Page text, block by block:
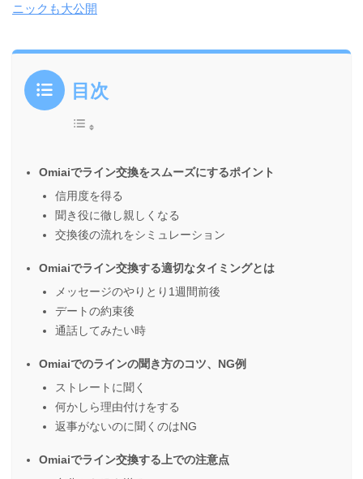
ニックも大公開
目次
Omiaiでライン交換をスムーズにするポイント
信用度を得る
聞き役に徹し親しくなる
交換後の流れをシミュレーション
Omiaiでライン交換する適切なタイミングとは
メッセージのやりとり1週間前後
デートの約束後
通話してみたい時
Omiaiでのラインの聞き方のコツ、NG例
ストレートに聞く
何かしら理由付けをする
返事がないのに聞くのはNG
Omiaiでライン交換する上での注意点